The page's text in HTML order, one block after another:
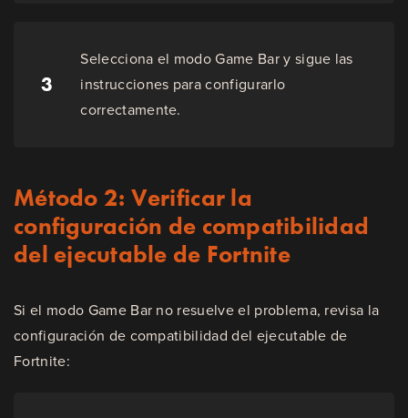
3
Selecciona el modo Game Bar y sigue las
instrucciones para configurarlo
correctamente.
Método 2: Verificar la
configuración de compatibilidad
del ejecutable de Fortnite
Si el modo Game Bar no resuelve el problema, revisa la
configuración de compatibilidad del ejecutable de
Fortnite: